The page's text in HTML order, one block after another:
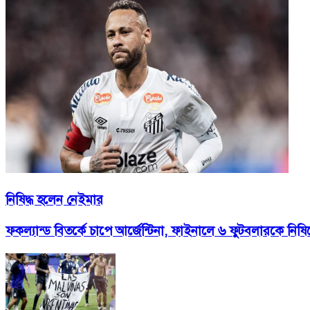
নিষিদ্ধ হলেন নেইমার
ফকল্যান্ড বিতর্কে চাপে আর্জেন্টিনা, ফাইনালে ৬ ফুটবলারকে